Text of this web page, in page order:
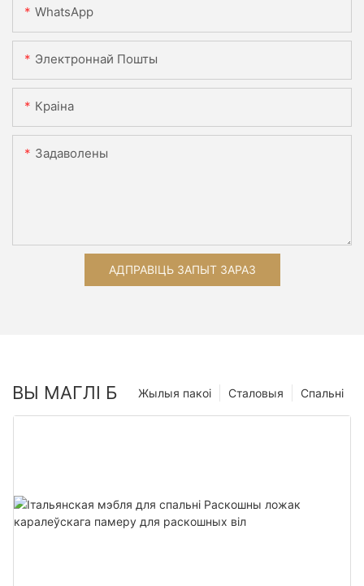
WhatsApp
Электроннай Пошты
Краіна
Задаволены
АДПРАВІЦЬ ЗАПЫТ ЗАРАЗ
ВЫ МАГЛІ Б Спальні
Сталовыя
Жылыя пакоі